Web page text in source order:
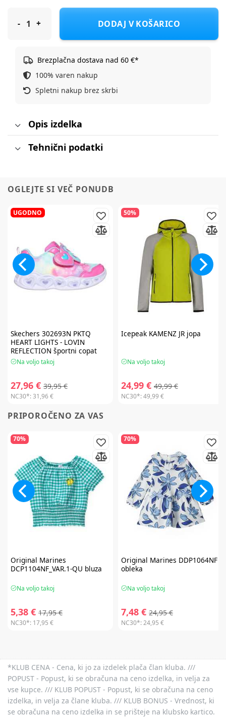
Original Marines hlače denim DH DDA3539F D Modra 98
DODAJ V KOŠARICO
Brezplačna dostava nad 60 €*
100% varen nakup
Spletni nakup brez skrbi
Opis izdelka
Tehnični podatki
OGLEJTE SI VEČ PONUDB
UGODNO
Skechers 302693N PKTQ
HEART LIGHTS - LOVIN
REFLECTION športni copat
Na voljo takoj
27,96 € 39,95 €
NC30*:31,96 €
50%
IcepeakKAMENZ JR jopa
Na voljo takoj
24,99 € 49,99 €
NC30*:49,99 €
PRIPOROČENO ZA VAS
70%
Original Marines
DCP1104NF_VAR.1-QU bluza
Na voljo takoj
5,38 € 17,95 €
NC30*: 17,95 €
70%
Original Marines DDP1064NF
obleka
Na voljo takoj
7,48 € 24,95 €
NC30*:24,95 €
*KLUB CENA - Cena, ki jo za izdelek plača član kluba. ///
POPUST - Popust, ki se obračuna na ceno izdelka, in velja za
vse kupce. /// KLUB POPUST - Popust, ki se obračuna na ceno
izdelka, in velja za člane kluba. /// KLUB BONUS - Vrednost, ki
se obračuna na ceno izdelka in se prišteje na klubsko kartico.